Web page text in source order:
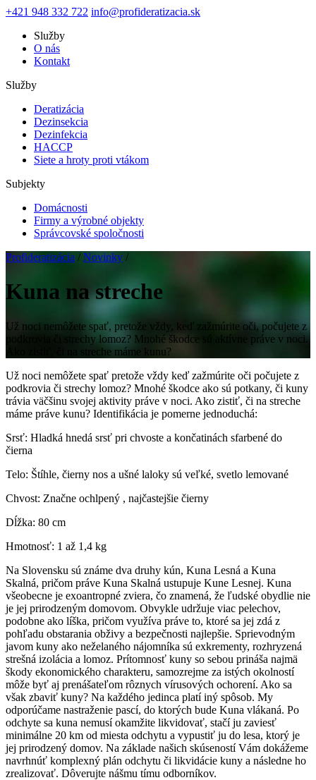
+421 948 332 722 info@profideratizacia.sk
Služby
O nás
Kontakt
Služby
Deratizácia
Dezinsekcia
Dezinfekcia
HACCP
Siete a hroty proti vtákom
Subjekty
Domácnosti
Firmy a výrobné objekty
Správcovské spoločnosti
Profideratizácia / Novinky /
Kuna na streche
Už noci nemôžete spať, pretože vždy, keď zažmúrite oči, počujete z
podkrovia či strechy lomoz? Mnohé škodce sú aktívne práve v noci.
Ako zistiť, či na streche máme kunu?
Už noci nemôžete spať pretože vždy keď zažmúrite oči počujete z
podkrovia či strechy lomoz? Mnohé škodce ako sú potkany, či kuny
trávia väčšinu svojej aktivity práve v noci. Ako zistiť, či na streche
máme práve kunu? Identifikácia je pomerne jednoduchá:
Srsť: Hladká hnedá srsť pri chvoste a končatinách sfarbené do
čierna
Telo: Štíhle, čierny nos a ušné laloky sú veľké, svetlo lemované
Chvost: Značne ochlpený , najčastejšie čierny
Dĺžka: 80 cm
Hmotnosť: 1 až 1,4 kg
Na Slovensku sú známe dva druhy kún, Kuna Lesná a Kuna
Skalná, pričom práve Kuna Skalná ustupuje Kune Lesnej. Kuna
všeobecne je exoantropné zviera, čo znamená, že ľudské obydlie nie
je jej prirodzeným domovom. Obvykle udržuje viac pelechov,
podobne ako líška, pričom využíva práve to, ktoré sa jej zdá z
pohľadu obstarania obživy a bezpečnosti najlepšie. Sprievodným
javom kuny ako neželaného nájomníka sú exkrementy, rozhryzená
strešná izolácia a lomoz. Prítomnosť kuny so sebou prináša najmä
škody ekonomického charakteru, samozrejme za istých okolností
môže byť aj prenášateľom rôznych vírusových ochorení. Ako sa
však zbaviť kuny? Na každého jedinca platí iný spôsob. My
odporúčame nastraženie pascí, do ktorých bude Kuna vlákaná. Po
odchyte sa kuna nemusí okamžite likvidovať, stačí ju zaviesť
minimálne 20 km od miesta odchytu a vypustiť ju do lesa, ktorý je
jej prirodzený domov. Na základe našich skúseností Vám dokážeme
navrhnúť komplexný plán odchytu či likvidácie kuny a následne ho
zrealizovať. Dôverujte nášmu tímu odborníkov.